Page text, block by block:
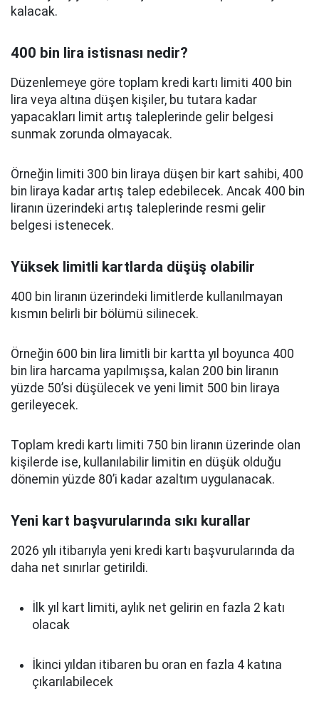
kalacak.
400 bin lira istisnası nedir?
Düzenlemeye göre toplam kredi kartı limiti 400 bin
lira veya altına düşen kişiler, bu tutara kadar
yapacakları limit artış taleplerinde gelir belgesi
sunmak zorunda olmayacak.
Örneğin limiti 300 bin liraya düşen bir kart sahibi, 400
bin liraya kadar artış talep edebilecek. Ancak 400 bin
liranın üzerindeki artış taleplerinde resmi gelir
belgesi istenecek.
Yüksek limitli kartlarda düşüş olabilir
400 bin liranın üzerindeki limitlerde kullanılmayan
kısmın belirli bir bölümü silinecek.
Örneğin 600 bin lira limitli bir kartta yıl boyunca 400
bin lira harcama yapılmışsa, kalan 200 bin liranın
yüzde 50’si düşülecek ve yeni limit 500 bin liraya
gerileyecek.
Toplam kredi kartı limiti 750 bin liranın üzerinde olan
kişilerde ise, kullanılabilir limitin en düşük olduğu
dönemin yüzde 80’i kadar azaltım uygulanacak.
Yeni kart başvurularında sıkı kurallar
2026 yılı itibarıyla yeni kredi kartı başvurularında da
daha net sınırlar getirildi.
İlk yıl kart limiti, aylık net gelirin en fazla 2 katı
olacak
İkinci yıldan itibaren bu oran en fazla 4 katına
çıkarılabilecek